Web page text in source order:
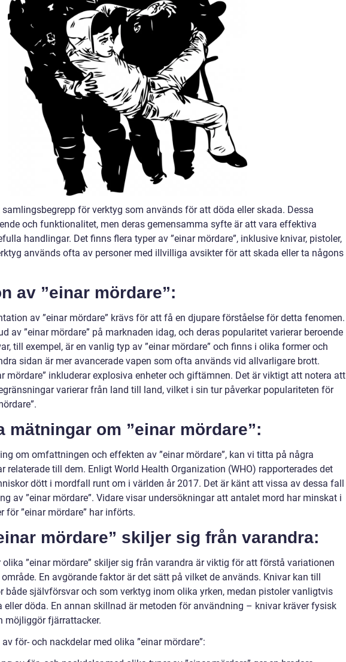
samlingsbegrepp för verktyg som används för att döda eller skada. Dessa
och funktionalitet, men deras gemensamma syfte är att vara effektiva
handlingar. Det finns flera typer av ”einar mördare”, inklusive knivar, pistoler,
används ofta av personer med illvilliga avsikter för att skada eller ta någons
av ”einar mördare”:
av ”einar mördare” krävs för att få en djupare förståelse för detta fenomen.
av ”einar mördare” på marknaden idag, och deras popularitet varierar beroende
till exempel, är en vanlig typ av ”einar mördare” och finns i olika former och
sidan är mer avancerade vapen som ofta används vid allvarligare brott.
mördare” inkluderar explosiva enheter och giftämnen. Det är viktigt att notera att
varierar från land till land, vilket i sin tur påverkar populariteten för
mätningar om ”einar mördare”:
om omfattningen och effekten av ”einar mördare”, kan vi titta på några
relaterade till dem. Enligt World Health Organization (WHO) rapporterades det
dött i mordfall runt om i världen år 2017. Det är känt att vissa av dessa fall
av ”einar mördare”. Vidare visar undersökningar att antalet mord har minskat i
för ”einar mördare” har införts.
mördare” skiljer sig från varandra:
olika ”einar mördare” skiljer sig från varandra är viktig för att förstå variationen
En avgörande faktor är det sätt på vilket de används. Knivar kan till
både självförsvar och som verktyg inom olika yrken, medan pistoler vanligtvis
eller döda. En annan skillnad är metoden för användning – knivar kräver fysisk
möjliggör fjärrattacker.
för- och nackdelar med olika ”einar mördare”: